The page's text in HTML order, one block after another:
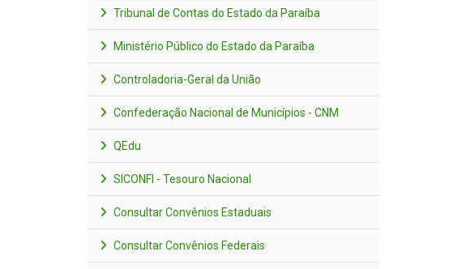
Tribunal de Contas do Estado da Paraíba
Ministério Público do Estado da Paraíba
Controladoria-Geral da União
Confederação Nacional de Municípios - CNM
QEdu
SICONFI - Tesouro Nacional
Consultar Convênios Estaduais
Consultar Convênios Federais